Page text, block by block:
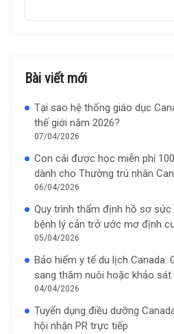
Bài viết mới
Tại sao hệ thống giáo dục
thế giới năm 2026?
07/04/2026
Con cái được học miễn phí
dành cho Thường trú nhân
06/04/2026
Quy trình thẩm định hồ sơ
bệnh lý cản trở ước mơ định
05/04/2026
Bảo hiểm y tế du lịch Canada:
sang thăm nuôi hoặc khảo sát
04/04/2026
Tuyển dụng điều dưỡng
hội nhận PR trực tiếp